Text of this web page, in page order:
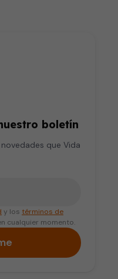
boletín
que Vida
y los términos de
cualquier momento.